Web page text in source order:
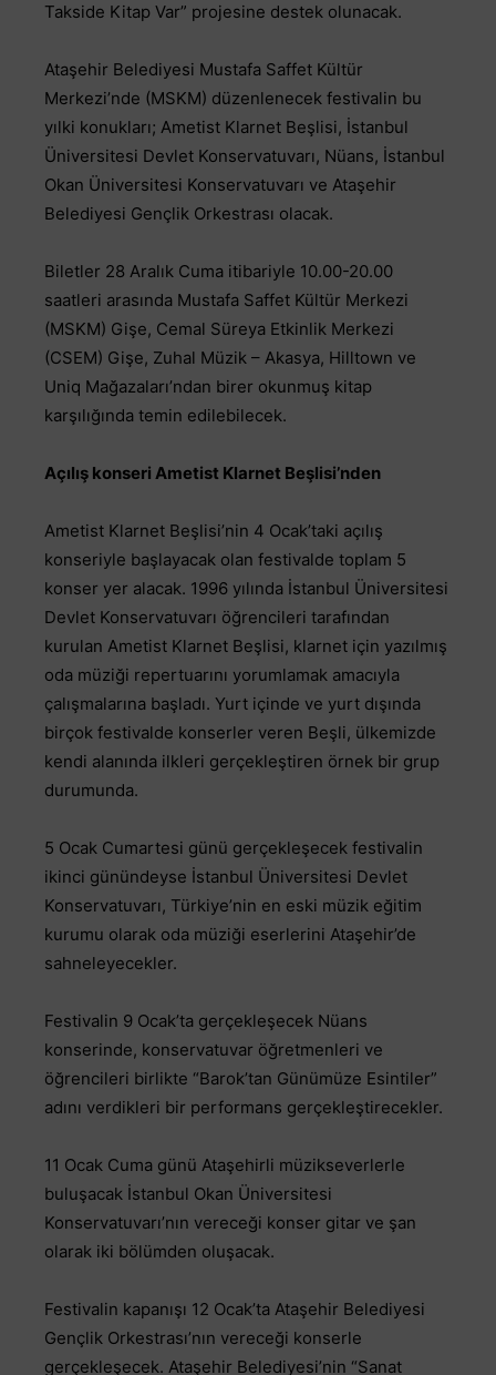
Takside Kitap Var” projesine destek olunacak.
Ataşehir Belediyesi Mustafa Saffet Kültür
Merkezi’nde (MSKM) düzenlenecek festivalin bu
yılki konukları; Ametist Klarnet Beşlisi, İstanbul
Üniversitesi Devlet Konservatuvarı, Nüans, İstanbul
Okan Üniversitesi Konservatuvarı ve Ataşehir
Belediyesi Gençlik Orkestrası olacak.
Biletler 28 Aralık Cuma itibariyle 10.00-20.00
saatleri arasında Mustafa Saffet Kültür Merkezi
(MSKM) Gişe, Cemal Süreya Etkinlik Merkezi
(CSEM) Gişe, Zuhal Müzik – Akasya, Hilltown ve
Uniq Mağazaları’ndan birer okunmuş kitap
karşılığında temin edilebilecek.
Açılış konseri Ametist Klarnet Beşlisi’nden
Ametist Klarnet Beşlisi’nin 4 Ocak’taki açılış
konseriyle başlayacak olan festivalde toplam 5
konser yer alacak. 1996 yılında İstanbul Üniversitesi
Devlet Konservatuvarı öğrencileri tarafından
kurulan Ametist Klarnet Beşlisi, klarnet için yazılmış
oda müziği repertuarını yorumlamak amacıyla
çalışmalarına başladı. Yurt içinde ve yurt dışında
birçok festivalde konserler veren Beşli, ülkemizde
kendi alanında ilkleri gerçekleştiren örnek bir grup
durumunda.
5 Ocak Cumartesi günü gerçekleşecek festivalin
ikinci günündeyse İstanbul Üniversitesi Devlet
Konservatuvarı, Türkiye’nin en eski müzik eğitim
kurumu olarak oda müziği eserlerini Ataşehir’de
sahneleyecekler.
Festivalin 9 Ocak’ta gerçekleşecek Nüans
konserinde, konservatuvar öğretmenleri ve
öğrencileri birlikte “Barok’tan Günümüze Esintiler”
adını verdikleri bir performans gerçekleştirecekler.
11 Ocak Cuma günü Ataşehirli müzikseverlerle
buluşacak İstanbul Okan Üniversitesi
Konservatuvarı’nın vereceği konser gitar ve şan
olarak iki bölümden oluşacak.
Festivalin kapanışı 12 Ocak’ta Ataşehir Belediyesi
Gençlik Orkestrası’nın vereceği konserle
gerçekleşecek. Ataşehir Belediyesi’nin “Sanat